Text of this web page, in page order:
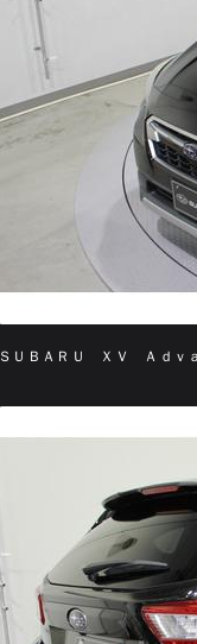
ＳＵＢＡＲＵ ＸＶ Ａｄｖ